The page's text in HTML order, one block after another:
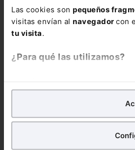
Las cookies son pequeños
visitas envían al navegador con
tu visita.
¿Para qué las utilizamos?
demejorar tu experienciaen
publicitarios, para poder
de arrendamientoTe presentamos